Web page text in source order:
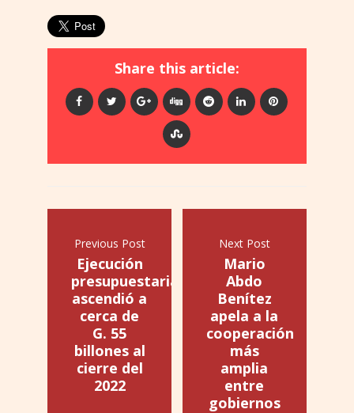
Share this article:
Previous Post
Ejecución
presupuestaria
ascendió a
cerca de
G. 55
billones al
cierre del
2022
Next Post
Mario
Abdo
Benítez
apela a la
cooperación
más
amplia
entre
gobiernos